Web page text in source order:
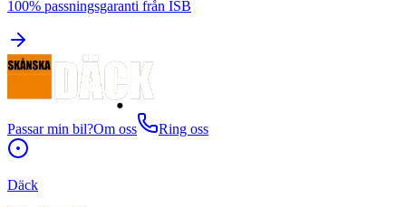
100% passningsgaranti från ISB
Passar min bil?Om oss Ring oss
Däck